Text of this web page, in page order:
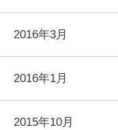
2016年3月
2016年1月
2015年10月